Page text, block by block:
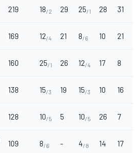
219 18/2 29 25/1 28 31
169 12/4 21 8/6 10 21
160 25/1 26 12/4 17 8
138 15/3 19 15/3 10 16
128 10/5 5 10/5 26 7
109 8/6 - 4/8 14 17